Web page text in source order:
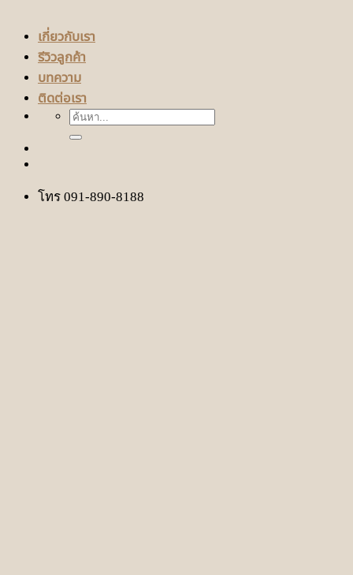
เกี่ยวกับเรา
รีวิวลูกค้า
บทความ
ติดต่อเรา
ค้นหา:
โทร 091-890-8188